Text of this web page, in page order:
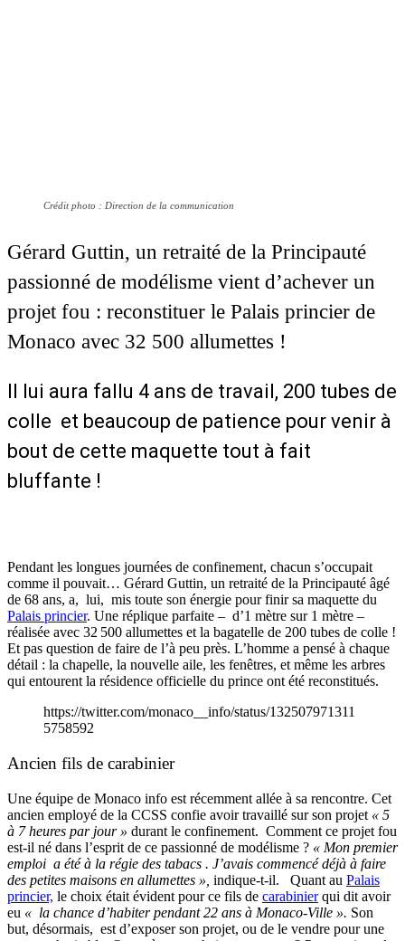
Crédit photo : Direction de la communication
Gérard Guttin, un retraité de la Principauté
passionné de modélisme vient d’achever un
projet fou : reconstituer le Palais princier de
Monaco avec 32 500 allumettes !
Il lui aura fallu 4 ans de travail, 200 tubes de
colle et beaucoup de patience pour venir à
bout de cette maquette tout à fait
bluffante !
Pendant les longues journées de confinement, chacun s’occupait
comme il pouvait… Gérard Guttin, un retraité de la Principauté âgé
de 68 ans, a, lui, mis toute son énergie pour finir sa maquette du
Palais princier. Une réplique parfaite – d’1 mètre sur 1 mètre –
réalisée avec 32 500 allumettes et la bagatelle de 200 tubes de colle !
Et pas question de faire de l’à peu près. L’homme a pensé à chaque
détail : la chapelle, la nouvelle aile, les fenêtres, et même les arbres
qui entourent la résidence officielle du prince ont été reconstitués.
https://twitter.com/monaco__info/status/132507971311
5758592
Ancien fils de carabinier
Une équipe de Monaco info est récemment allée à sa rencontre. Cet
ancien employé de la CCSS confie avoir travaillé sur son projet « 5
à 7 heures par jour » durant le confinement. Comment ce projet fou
est-il né dans l’esprit de ce passionné de modélisme ? « Mon premier
emploi a été à la régie des tabacs . J’avais commencé déjà à faire
des petites maisons en allumettes », indique-t-il. Quant au Palais
princier, le choix était évident pour ce fils de carabinierqui dit avoir
eu « la chance d’habiter pendant 22 ans à Monaco-Ville ». Son
but, désormais, est d’exposer son projet, ou de le vendre pour une